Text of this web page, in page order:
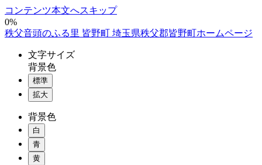
コンテンツ本文へスキップ
0%
秩父音頭のふる里 皆野町 埼玉県秩父郡皆野町ホームページ
文字サイズ
背景色
標準
拡大
背景色
白
青
黄